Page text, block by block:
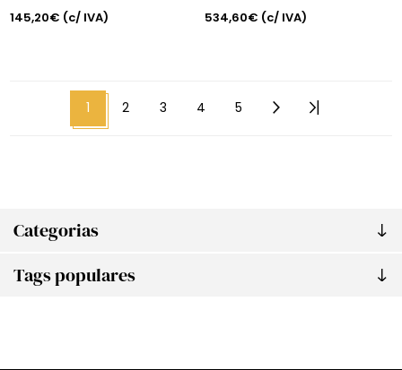
Categorias
Tags populares
145,20€ (c/ IVA)
534,60€ (c/ IVA)
1 2 3 4 5